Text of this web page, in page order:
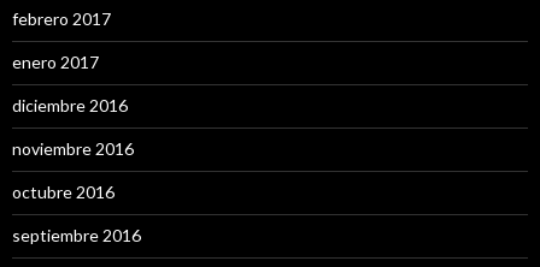
febrero 2017
enero 2017
diciembre 2016
noviembre 2016
octubre 2016
septiembre 2016